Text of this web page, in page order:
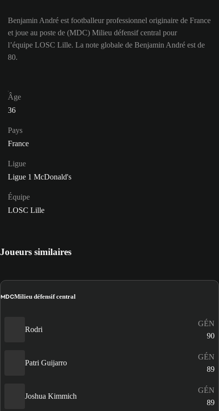
Benjamin André est footballeur professionnel originaire de France
et joue au poste de (MDC) Milieu défensif central pour
l’équipe LOSC Lille. La note globale de Benjamin André est de
80.
Âge
36
Pays
France
Ligue
Ligue 1 McDonald's
Équipe
LOSC Lille
Joueurs similaires
MDCMilieu défensif central
Rodri
GÉN
90
Patri Guijarro
GÉN
89
Joshua Kimmich
GÉN
89